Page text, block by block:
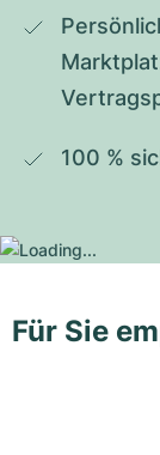
100 %
Für Sie